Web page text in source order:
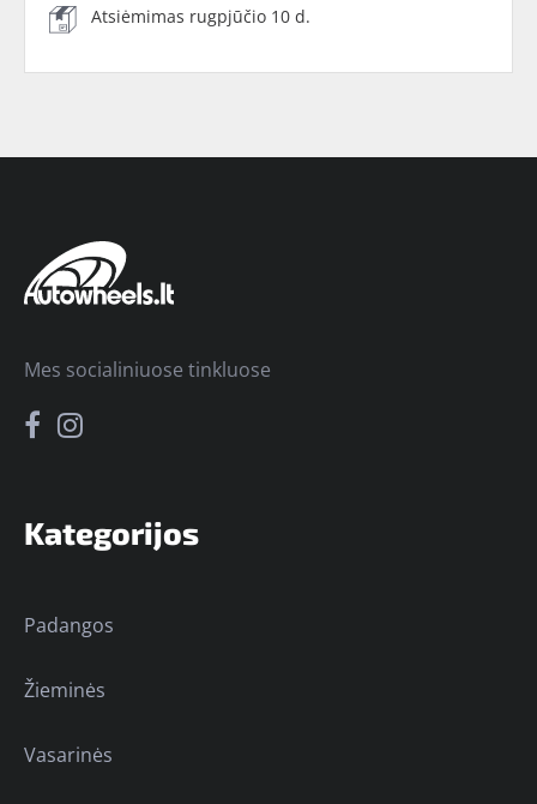
Atsiėmimas rugpjūčio 10 d.
Kategorijos
Padangos
Žieminės
Vasarinės
Mes socialiniuose tinkluose